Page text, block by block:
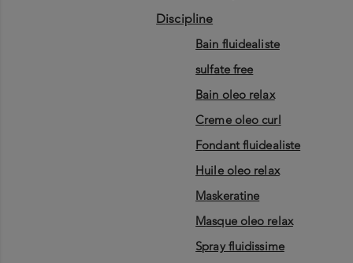
discipline
bain fluidealiste
sulfate free
bain oleo relax
creme oleo curl
fondant fluidealiste
huile oleo relax
maskeratine
masque oleo relax
spray fluidissime